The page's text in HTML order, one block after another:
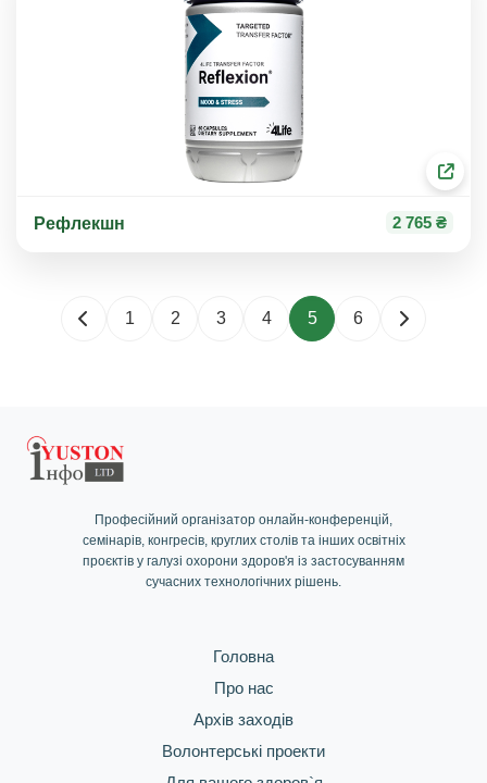
Рефлекшн 2 765 ₴
1 2 3 4 5 6
Професійний організатор онлайн-конференцій,
семінарів, конгресів, круглих столів та інших освітніх
проєктів у галузі охорони здоров'я із застосуванням
сучасних технологічних рішень.
Головна
Про нас
Архів заходів
Волонтерські проекти